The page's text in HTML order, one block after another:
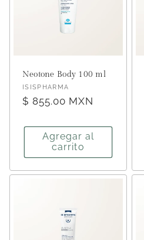
Neotone Body 100 ml
Proveedor:
ISISPHARMA
Precio
$ 855.00 MXN
Agregar al
carrito